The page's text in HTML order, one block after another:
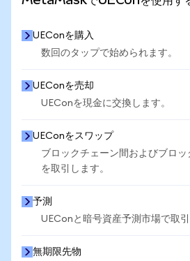
UEConを購入
数回のタップで始められます。
UEConを売却
UEConを現金に交換します。
UEConをスワップ
ブロックチェーン間およびブロ
を取引します。
予測
UEConと暗号資産予測市場で取引
無期限先物